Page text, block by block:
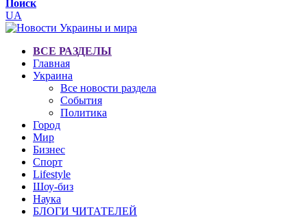
Поиск
UA
ВСЕ РАЗДЕЛЫ
Главная
Украина
Все новости раздела
События
Политика
Город
Мир
Бизнес
Спорт
Lifestyle
Шоу-биз
Наука
БЛОГИ ЧИТАТЕЛЕЙ